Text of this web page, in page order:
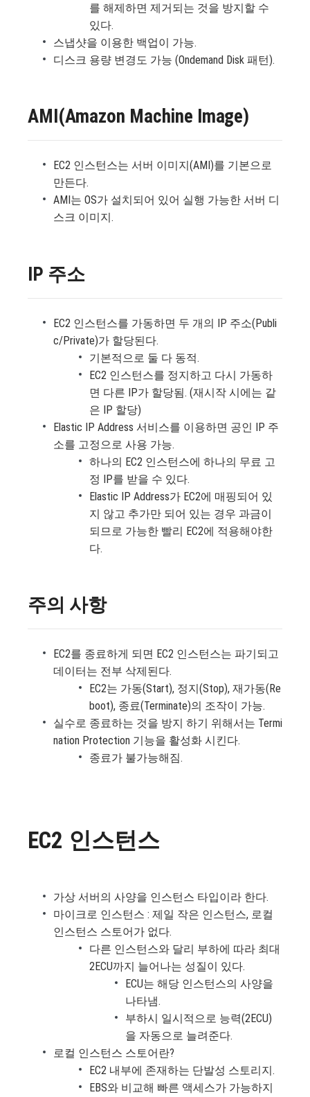
를 해제하면 제거되는 것을 방지할 수
있다.
스냅샷을 이용한 백업이 가능.
디스크 용량 변경도 가능 (Ondemand Disk 패턴).
AMI(Amazon Machine Image)
EC2 인스턴스는 서버 이미지(AMI)를 기본으로
만든다.
AMI는 OS가 설치되어 있어 실행 가능한 서버 디
스크 이미지.
IP 주소
EC2 인스턴스를 가동하면 두 개의 IP 주소(Publi
c/Private)가 할당된다.
기본적으로 둘 다 동적.
EC2 인스턴스를 정지하고 다시 가동하
면 다른 IP가 할당됨. (재시작 시에는 같
은 IP 할당)
Elastic IP Address 서비스를 이용하면 공인 IP 주
소를 고정으로 사용 가능.
하나의 EC2 인스턴스에 하나의 무료 고
정 IP를 받을 수 있다.
Elastic IP Address가 EC2에 매핑되어 있
지 않고 추가만 되어 있는 경우 과금이
되므로 가능한 빨리 EC2에 적용해야한
다.
주의 사항
EC2를 종료하게 되면 EC2 인스턴스는 파기되고
데이터는 전부 삭제된다.
EC2는 가동(Start), 정지(Stop), 재가동(Re
boot), 종료(Terminate)의 조작이 가능.
실수로 종료하는 것을 방지 하기 위해서는 Termi
nation Protection 기능을 활성화 시킨다.
종료가 불가능해짐.
EC2 인스턴스
가상 서버의 사양을 인스턴스 타입이라 한다.
마이크로 인스턴스 : 제일 작은 인스턴스, 로컬
인스턴스 스토어가 없다.
다른 인스턴스와 달리 부하에 따라 최대
2ECU까지 늘어나는 성질이 있다.
ECU는 해당 인스턴스의 사양을
나타냄.
부하시 일시적으로 능력(2ECU)
을 자동으로 늘려준다.
로컬 인스턴스 스토어란?
EC2 내부에 존재하는 단발성 스토리지.
EBS와 비교해 빠른 액세스가 가능하지